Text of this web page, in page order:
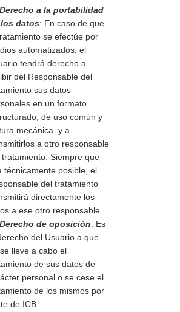
Derecho a la portabilidad
datos: En caso de que
se efectúe por
automatizados, el
tendrá derecho a
del Responsable del
sus datos
en un formato
de uso común y
mecánica, y a
a otro responsable
tratamiento. Siempre que
técnicamente posible, el
del tratamiento
directamente los
a ese otro responsable.
Derecho de oposición: Es
del Usuario a que
lleve a cabo el
de sus datos de
personal o se cese el
de los mismos por
de ICB.